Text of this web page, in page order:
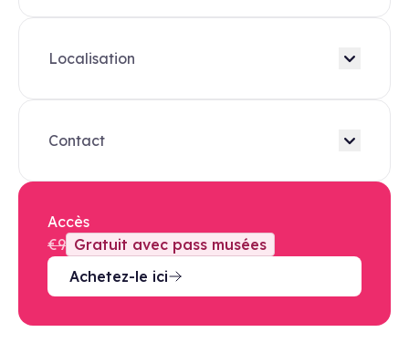
Localisation
Contact
Accès
€9 Gratuit avec pass musées
Achetez-le ici